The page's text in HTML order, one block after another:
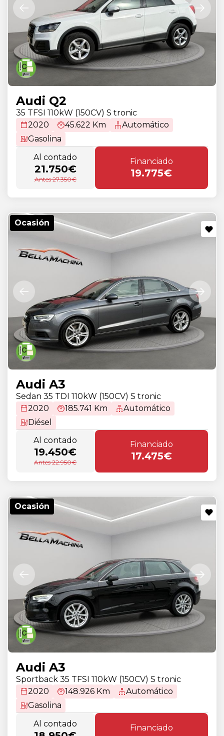
Audi Q2
35 TFSI 110kW (150CV) S tronic
2020
45.622 Km
Automático
Gasolina
Al contado
21.750€
Antes 27.350€
Financiado
19.775€
Ocasión
Audi A3
Sedan 35 TDI 110kW (150CV) S tronic
2020
185.741 Km
Automático
Diésel
Al contado
19.450€
Antes 22.950€
Financiado
17.475€
Ocasión
Audi A3
Sportback 35 TFSI 110kW (150CV) S tronic
2020
148.926 Km
Automático
Gasolina
Al contado
Financiado